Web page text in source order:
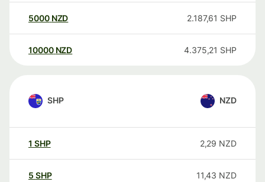
5000 NZD 2.187,61 SHP
10000 NZD 4.375,21 SHP
SHP NZD
1 SHP 2,29 NZD
5 SHP 11,43 NZD